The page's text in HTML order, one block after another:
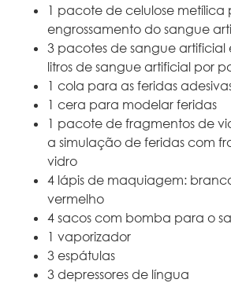
1 pacote de celulose metílica
engrossamento do sangue
3 pacotes de sangue artificial
litros de sangue artificial por
1 cola para as feridas
1 cera para modelar feridas
1 pacote de fragmentos de
a simulação de feridas com
vidro
4 lápis de maquiagem:
vermelho
4 sacos com bomba para o
1 vaporizador
3 espátulas
3 depressores de língua